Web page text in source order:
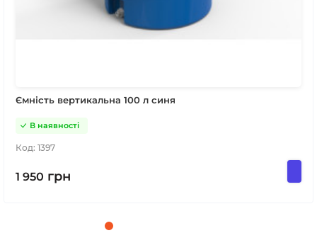
Ємність вертикальна 100 л синя
Код: 1397
В наявності
1 950 грн